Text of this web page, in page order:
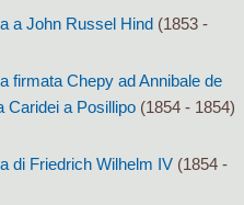
a John Russel Hind (1853 -
firmata Chepy ad Annibale de
Caridei a Posillipo (1854 - 1854)
di Friedrich Wilhelm IV (1854 -